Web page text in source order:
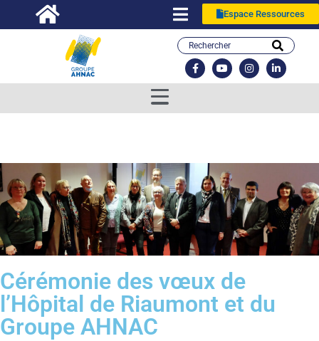
Espace Ressources
Cérémonie des vœux de
l’Hôpital de Riaumont et du
Groupe AHNAC